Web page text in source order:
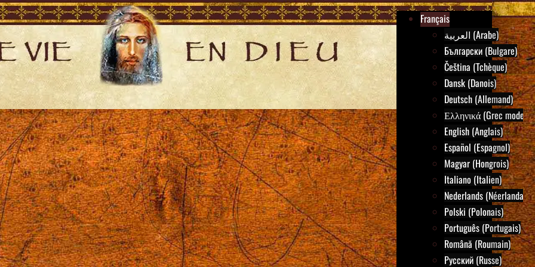
Français
العربية (Arabe)
Български (Bulgare)
Čeština (Tchèque)
Dansk (Danois)
Deutsch (Allemand)
Ελληνικά (Grec
English (Anglais)
Español (Espagnol)
Magyar (Hongrois)
Italiano (Italien)
Nederlands (Néerlandais)
Polski (Polonais)
Português (Portugais)
Română (Roumain)
Русский (Russe)